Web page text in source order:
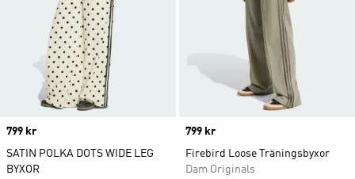
Price
799 kr
SATIN POLKA DOTS WIDE LEG
BYXOR
Price
799 kr
Firebird Loose Träningsbyxor
Dam Originals